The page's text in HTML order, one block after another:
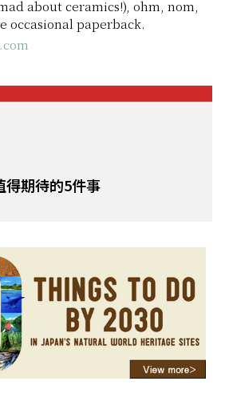
about ceramics!), ohm, nom,
occasional paperback.
得期待的5件事